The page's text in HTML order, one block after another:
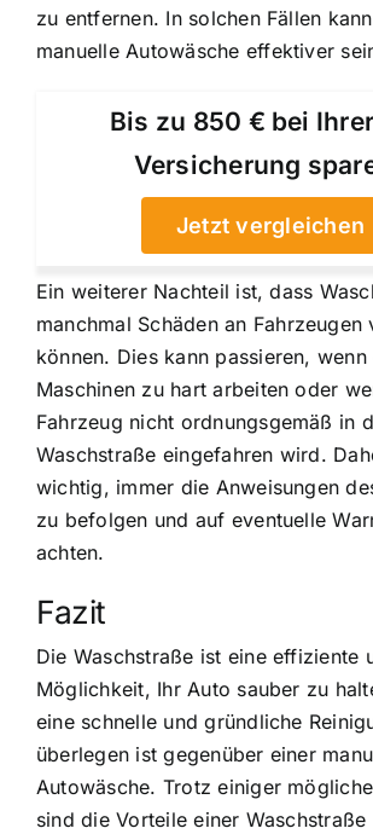
zu entfernen. In solchen Fällen
manuelle Autowäsche effektiver
Bis zu 850 € bei
Versicherung
Jetzt vergleichen
Ein weiterer Nachteil ist, dass
manchmal Schäden an Fahrzeugen
können. Dies kann passieren, wenn
Maschinen zu hart arbeiten oder
Fahrzeug nicht ordnungsgemäß in
Waschstraße eingefahren wird.
wichtig, immer die Anweisungen
zu befolgen und auf eventuelle
achten.
Fazit
Die Waschstraße ist eine effiziente
Möglichkeit, Ihr Auto sauber zu
eine schnelle und gründliche
überlegen ist gegenüber einer
Autowäsche. Trotz einiger
sind die Vorteile einer